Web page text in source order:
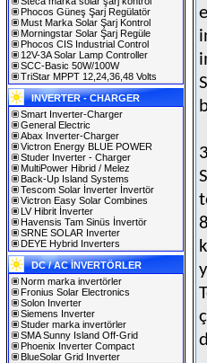
Phocos Güneş Şarj Regülatör
Must Marka Solar Şarj Kontrol
Morningstar Solar Şarj Regüle
Phocos CIS Industrial Control
12V-3A Solar Lamp Controller
SCC-Basic 50W/100W
TriStar MPPT 12,24,36,48 Volts
INVERTER - CHARGER
Smart Inverter-Charger
General Electric
Abax Inverter-Charger
Victron Energy BLUE POWER
Studer Inverter - Charger
MultiPower Hibrid / Melez
Back-Up Island Systems
Tescom Solar İnverter İnvertör
Victron Easy Solar Combines
LV Hibrit İnverter
Havensis Tam Sinüs İnvertör
SRNE SOLAR Inverter
DEYE Hybrid Inverters
DC / AC İNVERTÖRLER
Norm marka invertörler
Fronius Solar Electronics
Solon Inverter
Siemens Inverter
Studer marka invertörler
SMA Sunny Island Off-Grid
Phoenix Inverter Compact
BlueSolar Grid Inverter